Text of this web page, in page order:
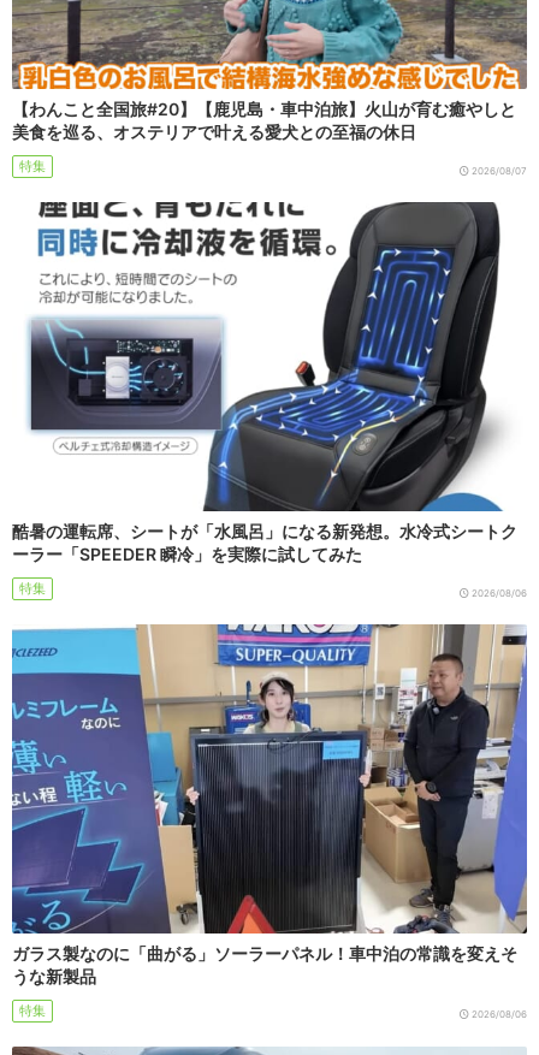
【わんこと全国旅#20】【鹿児島・車中泊旅】火山が育む癒やしと
美食を巡る、オステリアで叶える愛犬との至福の休日
特集 2026/08/07
酷暑の運転席、シートが「水風呂」になる新発想。水冷式シートク
ーラー「SPEEDER 瞬冷」を実際に試してみた
特集 2026/08/06
ガラス製なのに「曲がる」ソーラーパネル！車中泊の常識を変えそ
うな新製品
特集 2026/08/06